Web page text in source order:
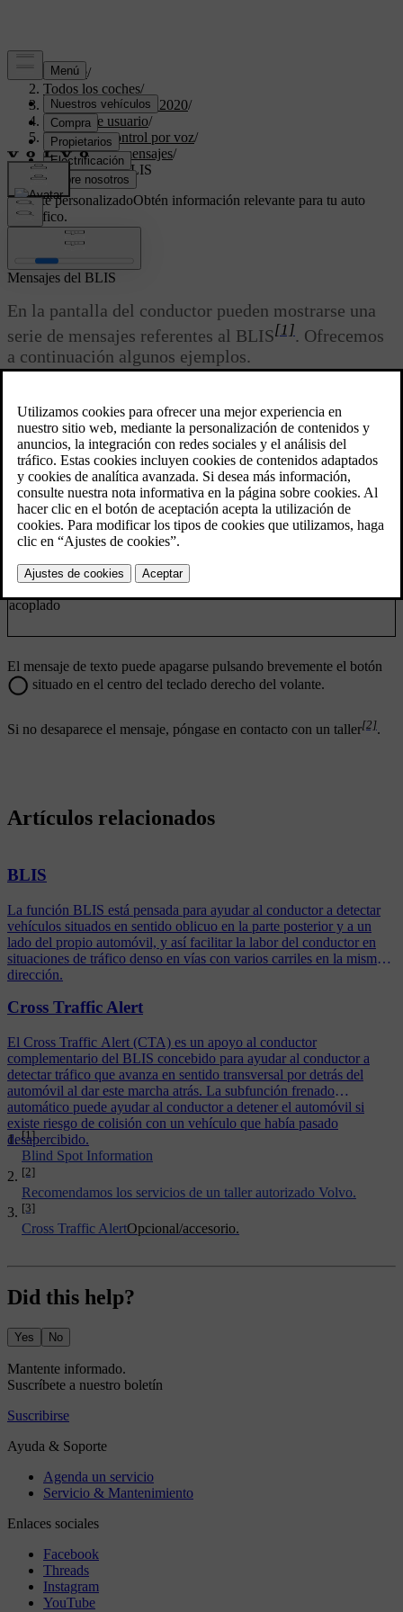
Soporte/
Todos los coches/
XC40 Twin Engine 2020/
Manual de usuario/
Pantallas y control por voz/
Símbolos y mensajes/
Mensajes del BLIS
Soporte personalizadoObtén información relevante para tu auto
específico.
Iniciar sesión
Mensajes del BLIS
En la pantalla del conductor pueden mostrarse una
serie de mensajes referentes al BLIS[1]. Ofrecemos
a continuación algunos ejemplos.
Mensaje
Significado
Sensor áng.
muertos
Revisión
necesaria
El sistema no funciona debidamente. Es necesario
ponerse en contacto con un taller[2].
Sist. áng.
muertos des.
acoplado
BLIS y CTA[3]se han desactivado tras conectar un
El mensaje de texto puede apagarse pulsando brevemente el botón
situado en el centro del teclado derecho del volante.
Si no desaparece el mensaje, póngase en contacto con un taller[2].
[1]
Blind Spot Information
[2]
Recomendamos los servicios de un taller autorizado Volvo.
[3]
Cross Traffic AlertOpcional/accesorio.
Artículos relacionados
BLIS
La función BLIS está pensada para ayudar al conductor a detectar
vehículos situados en sentido oblicuo en la parte posterior y a un
lado del propio automóvil, y así facilitar la labor del conductor en
situaciones de tráfico denso en vías con varios carriles en la misma
dirección.
Cross Traffic Alert
El Cross Traffic Alert (CTA) es un apoyo al conductor
complementario del BLIS concebido para ayudar al conductor a
detectar tráfico que avanza en sentido transversal por detrás del
automóvil al dar este marcha atrás. La subfunción frenado
automático puede ayudar al conductor a detener el automóvil si
existe riesgo de colisión con un vehículo que había pasado
desapercibido.
Did this help?
Yes No